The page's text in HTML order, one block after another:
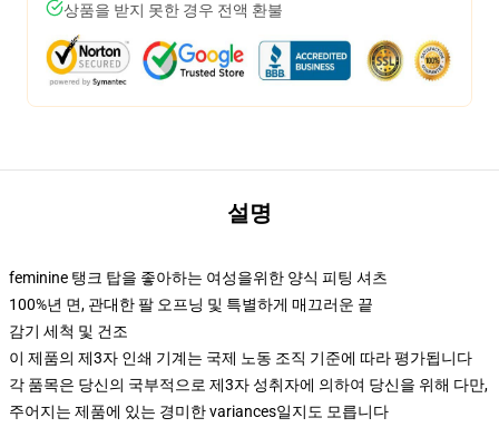
상품을 받지 못한 경우 전액 환불
설명
feminine 탱크 탑을 좋아하는 여성을위한 양식 피팅 셔츠
100%년 면, 관대한 팔 오프닝 및 특별하게 매끄러운 끝
감기 세척 및 건조
이 제품의 제3자 인쇄 기계는 국제 노동 조직 기준에 따라 평가됩니다
각 품목은 당신의 국부적으로 제3자 성취자에 의하여 당신을 위해 다만,
주어지는 제품에 있는 경미한 variances일지도 모릅니다